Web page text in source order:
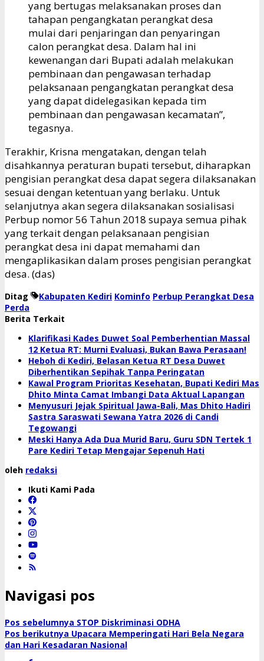
yang bertugas melaksanakan proses dan
tahapan pengangkatan perangkat desa
mulai dari penjaringan dan penyaringan
calon perangkat desa. Dalam hal ini
kewenangan dari Bupati adalah melakukan
pembinaan dan pengawasan terhadap
pelaksanaan pengangkatan perangkat desa
yang dapat didelegasikan kepada tim
pembinaan dan pengawasan kecamatan”,
tegasnya.
Terakhir, Krisna mengatakan, dengan telah
disahkannya peraturan bupati tersebut, diharapkan
pengisian perangkat desa dapat segera dilaksanakan
sesuai dengan ketentuan yang berlaku. Untuk
selanjutnya akan segera dilaksanakan sosialisasi
Perbup nomor 56 Tahun 2018 supaya semua pihak
yang terkait dengan pelaksanaan pengisian
perangkat desa ini dapat memahami dan
mengaplikasikan dalam proses pengisian perangkat
desa. (das)
Ditag Kabupaten Kediri Kominfo Perbup Perangkat Desa
Perda
Berita Terkait
Klarifikasi Kades Duwet Soal Pemberhentian Massal
12 Ketua RT: Murni Evaluasi, Bukan Bawa Perasaan!
Heboh di Kediri, Belasan Ketua RT Desa Duwet
Diberhentikan Sepihak Tanpa Peringatan
Kawal Program Prioritas Kesehatan, Bupati Kediri Mas
Dhito Minta Camat Imbangi Data Aktual Lapangan
Menyusuri Jejak Spiritual Jawa-Bali, Mas Dhito Hadiri
Sastra Saraswati Sewana Yatra 2026 di Candi
Tegowangi
Meski Hanya Ada Dua Murid Baru, Guru SDN Tertek 1
Pare Kediri Tetap Mengajar Sepenuh Hati
oleh redaksi
Ikuti Kami Pada
Navigasi pos
Pos sebelumnya STOP Diskriminasi ODHA
Pos berikutnya Upacara Memperingati Hari Bela Negara
dan Hari Kesadaran Nasional